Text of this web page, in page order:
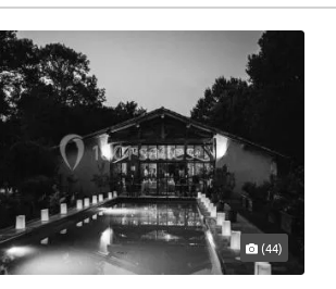
(44)